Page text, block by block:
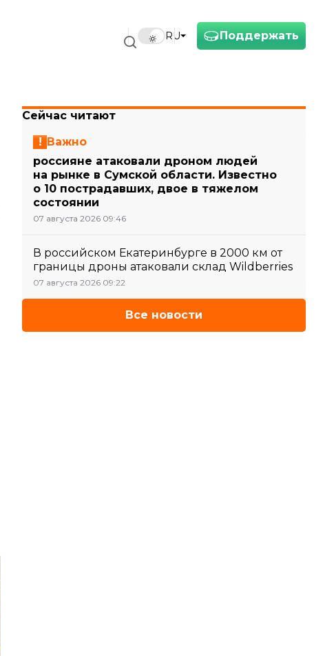
Поддержать
RU
Сейчас читают
Важно
россияне атаковали дроном людей
на рынке в Сумской области. Известно
о 10 пострадавших, двое в тяжелом
состоянии
07 августа 2026 09:46
В российском Екатеринбурге в 2000 км от
границы дроны атаковали склад Wildberries
07 августа 2026 09:22
Все новости